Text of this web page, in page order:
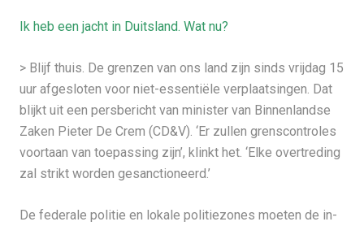
Ik heb een jacht in Duitsland. Wat nu?
> Blijf thuis. De grenzen van ons land zijn sinds vrijdag 15
uur afgesloten voor niet-essentiële verplaatsingen. Dat
blijkt uit een persbericht van minister van Binnenlandse
Zaken Pieter De Crem (CD&V). ‘Er zullen grenscontroles
voortaan van toepassing zijn’, klinkt het. ‘Elke overtreding
zal strikt worden gesanctioneerd.’
De federale politie en lokale politiezones moeten de in-